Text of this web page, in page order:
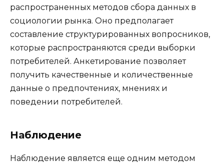
распространенных методов сбора данных в
социологии рынка. Оно предполагает
составление структурированных вопросников,
которые распространяются среди выборки
потребителей. Анкетирование позволяет
получить качественные и количественные
данные о предпочтениях, мнениях и
поведении потребителей.
Наблюдение
Наблюдение является еще одним методом